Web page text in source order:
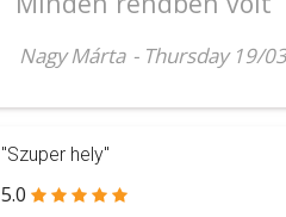
Nagy Márta - Thursday 19/
"Szuper hely"
5.0